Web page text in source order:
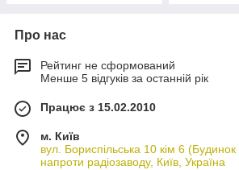
Про нас
Рейтинг не сформований
Менше 5 відгуків за останній рік
Працює з 15.02.2010
м. Київ
вул. Бориспільська 10 кім 6 (Будинок
напроти радіозаводу, Київ, Україна